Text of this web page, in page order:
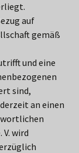
auf
gemäß
und eine
sind,
an einen
wird